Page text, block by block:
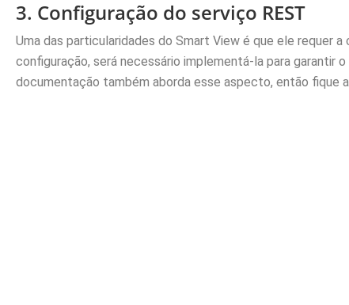
3. Configuração do serviço REST
Uma das particularidades do Smart View é que ele requer
configuração, será necessário implementá-la para garantir
documentação também aborda esse aspecto, então fique